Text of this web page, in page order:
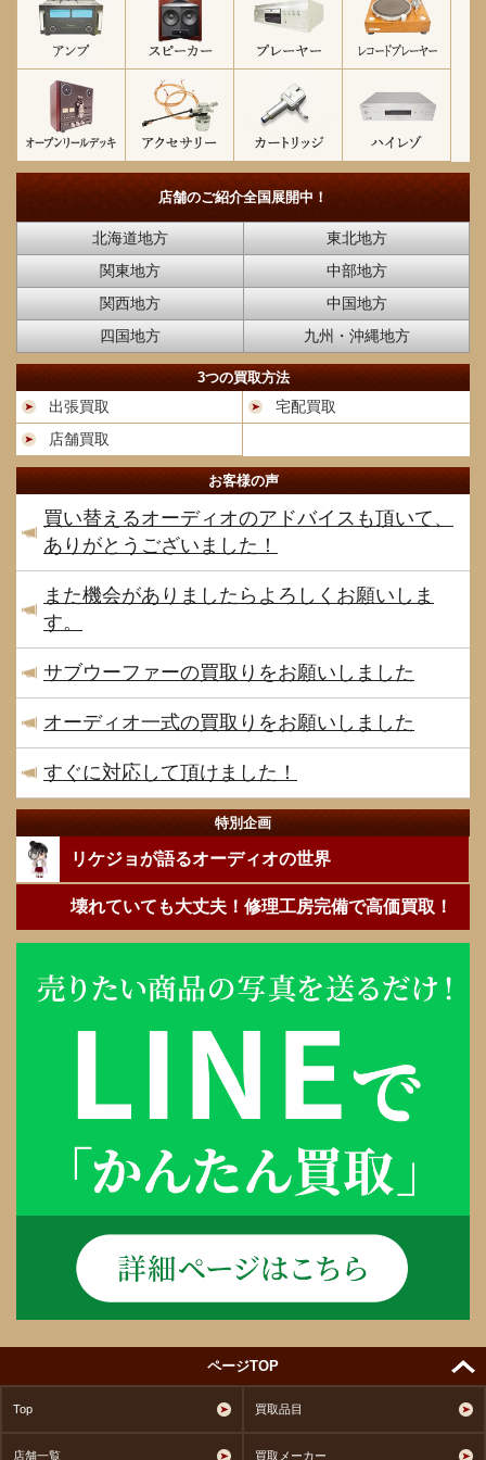
店舗のご紹介全国展開中！
北海道地方
東北地方
関東地方
中部地方
関西地方
中国地方
四国地方
九州・沖縄地方
3つの買取方法
出張買取
宅配買取
店舗買取
お客様の声
買い替えるオーディオのアドバイスも頂いて、
ありがとうございました！
また機会がありましたらよろしくお願いしま
す。
サブウーファーの買取りをお願いしました
オーディオ一式の買取りをお願いしました
すぐに対応して頂けました！
特別企画
リケジョが語るオーディオの世界
壊れていても大丈夫！修理工房完備で高価買取！
ページTOP
Top 買取品目
店舗一覧 買取メーカー